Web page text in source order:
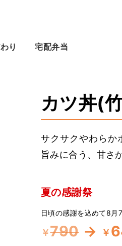
り 宅配弁当
カツ丼(
サクサクやわらか
旨みに合う、甘さ
夏の感謝祭
日頃の感謝を込めて8月
￥790 → ￥